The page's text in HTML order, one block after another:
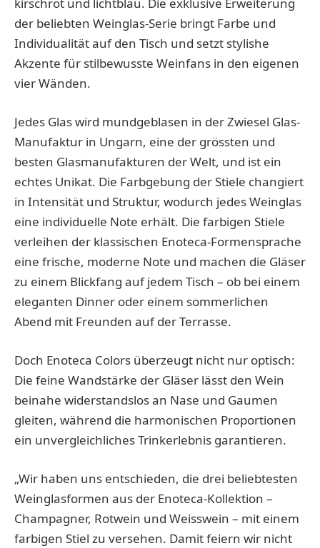
der beliebten Weinglas-Serie bringt Farbe und
Individualität auf den Tisch und setzt stylishe
Akzente für stilbewusste Weinfans in den eigenen
vier Wänden.
Jedes Glas wird mundgeblasen in der Zwiesel Glas-
Manufaktur in Ungarn, eine der grössten und
besten Glasmanufakturen der Welt, und ist ein
echtes Unikat. Die Farbgebung der Stiele changiert
in Intensität und Struktur, wodurch jedes Weinglas
eine individuelle Note erhält. Die farbigen Stiele
verleihen der klassischen Enoteca-Formensprache
eine frische, moderne Note und machen die Gläser
zu einem Blickfang auf jedem Tisch – ob bei einem
eleganten Dinner oder einem sommerlichen
Abend mit Freunden auf der Terrasse.
Doch Enoteca Colors überzeugt nicht nur optisch:
Die feine Wandstärke der Gläser lässt den Wein
beinahe widerstandslos an Nase und Gaumen
gleiten, während die harmonischen Proportionen
ein unvergleichliches Trinkerlebnis garantieren.
„Wir haben uns entschieden, die drei beliebtesten
Weinglasformen aus der Enoteca-Kollektion –
Champagner, Rotwein und Weisswein – mit einem
farbigen Stiel zu versehen. Damit feiern wir nicht